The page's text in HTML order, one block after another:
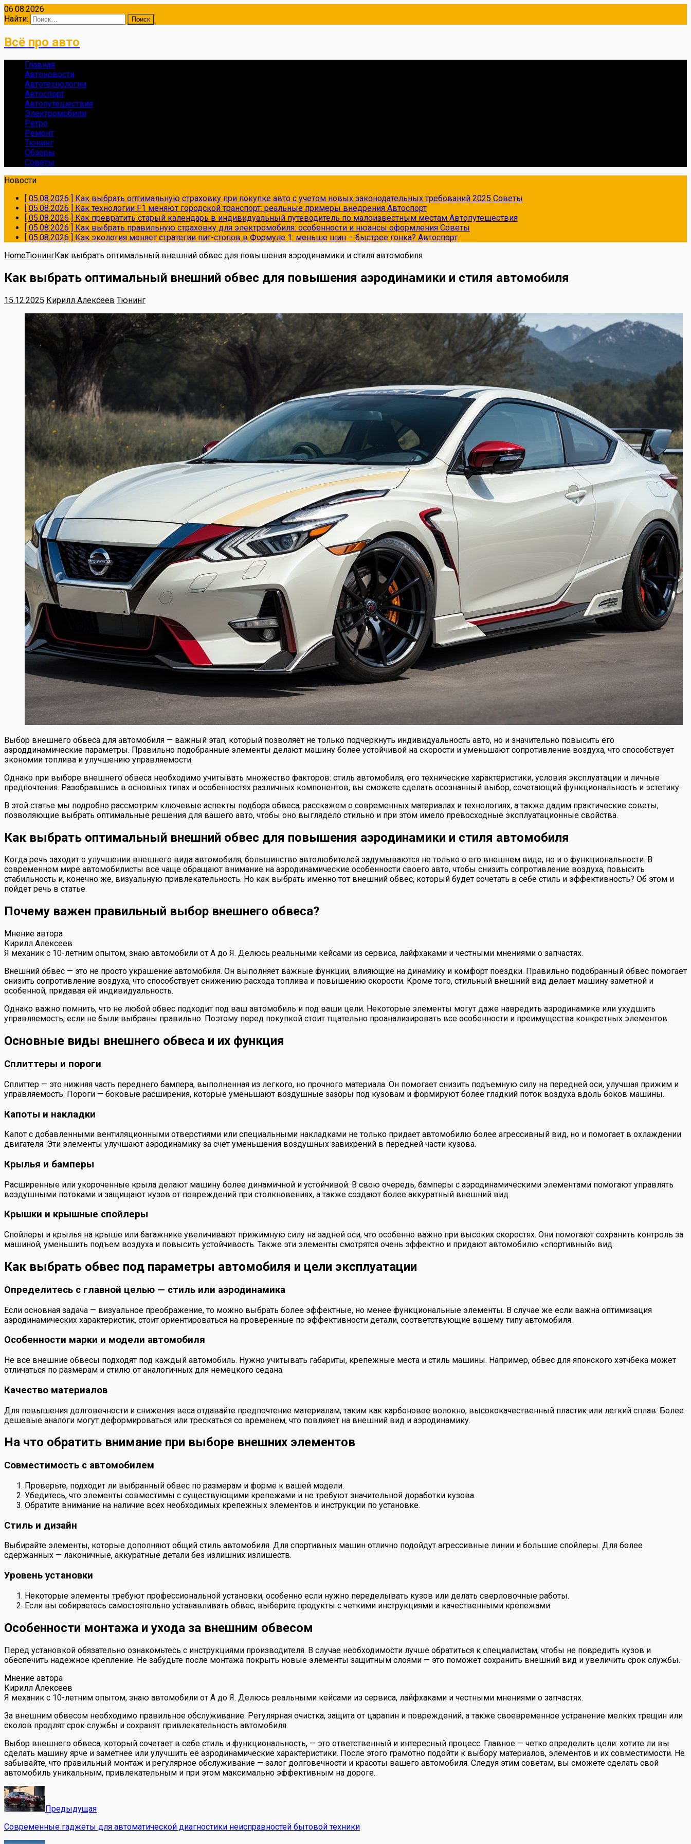
06.08.2026
Найти:
Всё про авто
Главная
Автоновости
Автотехнологии
Автоспорт
Автопутешествия
Электромобили
Ретро
Ремонт
Тюнинг
Обзоры
Советы
Новости
[ 05.08.2026 ] Как выбрать оптимальную страховку при покупке авто с учетом новых законодательных требований 2025 Советы
[ 05.08.2026 ] Как технологии F1 меняют городской транспорт: реальные примеры внедрения Автоспорт
[ 05.08.2026 ] Как превратить старый календарь в индивидуальный путеводитель по малоизвестным местам Автопутешествия
[ 05.08.2026 ] Как выбрать правильную страховку для электромобиля: особенности и нюансы оформления Советы
[ 05.08.2026 ] Как экология меняет стратегии пит-стопов в Формуле 1: меньше шин – быстрее гонка? Автоспорт
HomeТюнингКак выбрать оптимальный внешний обвес для повышения аэродинамики и стиля автомобиля
Как выбрать оптимальный внешний обвес для повышения аэродинамики и стиля автомобиля
15.12.2025 Кирилл Алексеев Тюнинг
Выбор внешнего обвеса для автомобиля — важный этап, который позволяет не только подчеркнуть индивидуальность авто, но и значительно повысить его
аэроддинамические параметры. Правильно подобранные элементы делают машину более устойчивой на скорости и уменьшают сопротивление воздуха, что способствует
экономии топлива и улучшению управляемости.
Однако при выборе внешнего обвеса необходимо учитывать множество факторов: стиль автомобиля, его технические характеристики, условия эксплуатации и личные
предпочтения. Разобравшись в основных типах и особенностях различных компонентов, вы сможете сделать осознанный выбор, сочетающий функциональность и эстетику.
В этой статье мы подробно рассмотрим ключевые аспекты подбора обвеса, расскажем о современных материалах и технологиях, а также дадим практические советы,
позволяющие выбрать оптимальные решения для вашего авто, чтобы оно выглядело стильно и при этом имело превосходные эксплуатационные свойства.
Как выбрать оптимальный внешний обвес для повышения аэродинамики и стиля автомобиля
Когда речь заходит о улучшении внешнего вида автомобиля, большинство автолюбителей задумываются не только о его внешнем виде, но и о функциональности. В
современном мире автомобилисты всё чаще обращают внимание на аэродинамические особенности своего авто, чтобы снизить сопротивление воздуха, повысить
стабильность и, конечно же, визуальную привлекательность. Но как выбрать именно тот внешний обвес, который будет сочетать в себе стиль и эффективность? Об этом и
пойдет речь в статье.
Почему важен правильный выбор внешнего обвеса?
Мнение автора
Кирилл Алексеев
Я механик с 10-летним опытом, знаю автомобили от А до Я. Делюсь реальными кейсами из сервиса, лайфхаками и честными мнениями о запчастях.
Внешний обвес — это не просто украшение автомобиля. Он выполняет важные функции, влияющие на динамику и комфорт поездки. Правильно подобранный обвес помогает
снизить сопротивление воздуха, что способствует снижению расхода топлива и повышению скорости. Кроме того, стильный внешний вид делает машину заметной и
особенной, придавая ей индивидуальность.
Однако важно помнить, что не любой обвес подходит под ваш автомобиль и под ваши цели. Некоторые элементы могут даже навредить аэродинамике или ухудшить
управляемость, если не были выбраны правильно. Поэтому перед покупкой стоит тщательно проанализировать все особенности и преимущества конкретных элементов.
Основные виды внешнего обвеса и их функция
Сплиттеры и пороги
Сплиттер — это нижняя часть переднего бампера, выполненная из легкого, но прочного материала. Он помогает снизить подъемную силу на передней оси, улучшая прижим и
управляемость. Пороги — боковые расширения, которые уменьшают воздушные зазоры под кузовам и формируют более гладкий поток воздуха вдоль боков машины.
Капоты и накладки
Капот с добавленными вентиляционными отверстиями или специальными накладками не только придает автомобилю более агрессивный вид, но и помогает в охлаждении
двигателя. Эти элементы улучшают аэродинамику за счет уменьшения воздушных завихрений в передней части кузова.
Крылья и бамперы
Расширенные или укороченные крыла делают машину более динамичной и устойчивой. В свою очередь, бамперы с аэродинамическими элементами помогают управлять
воздушными потоками и защищают кузов от повреждений при столкновениях, а также создают более аккуратный внешний вид.
Крышки и крышные спойлеры
Спойлеры и крылья на крыше или багажнике увеличивают прижимную силу на задней оси, что особенно важно при высоких скоростях. Они помогают сохранить контроль за
машиной, уменьшить подъем воздуха и повысить устойчивость. Также эти элементы смотрятся очень эффектно и придают автомобилю «спортивный» вид.
Как выбрать обвес под параметры автомобиля и цели эксплуатации
Определитесь с главной целью — стиль или аэродинамика
Если основная задача — визуальное преображение, то можно выбрать более эффектные, но менее функциональные элементы. В случае же если важна оптимизация
аэродинамических характеристик, стоит ориентироваться на проверенные по эффективности детали, соответствующие вашему типу автомобиля.
Особенности марки и модели автомобиля
Не все внешние обвесы подходят под каждый автомобиль. Нужно учитывать габариты, крепежные места и стиль машины. Например, обвес для японского хэтчбека может
отличаться по размерам и стилю от аналогичных для немецкого седана.
Качество материалов
Для повышения долговечности и снижения веса отдавайте предпочтение материалам, таким как карбоновое волокно, высококачественный пластик или легкий сплав. Более
дешевые аналоги могут деформироваться или трескаться со временем, что повлияет на внешний вид и аэродинамику.
На что обратить внимание при выборе внешних элементов
Совместимость с автомобилем
Проверьте, подходит ли выбранный обвес по размерам и форме к вашей модели.
Убедитесь, что элементы совместимы с существующими крепежами и не требуют значительной доработки кузова.
Обратите внимание на наличие всех необходимых крепежных элементов и инструкции по установке.
Стиль и дизайн
Выбирайте элементы, которые дополняют общий стиль автомобиля. Для спортивных машин отлично подойдут агрессивные линии и большие спойлеры. Для более
сдержанных — лаконичные, аккуратные детали без излишних излишеств.
Уровень установки
Некоторые элементы требуют профессиональной установки, особенно если нужно переделывать кузов или делать сверловочные работы.
Если вы собираетесь самостоятельно устанавливать обвес, выберите продукты с четкими инструкциями и качественными крепежами.
Особенности монтажа и ухода за внешним обвесом
Перед установкой обязательно ознакомьтесь с инструкциями производителя. В случае необходимости лучше обратиться к специалистам, чтобы не повредить кузов и
обеспечить надежное крепление. Не забудьте после монтажа покрыть новые элементы защитным слоями — это поможет сохранить внешний вид и увеличить срок службы.
Мнение автора
Кирилл Алексеев
Я механик с 10-летним опытом, знаю автомобили от А до Я. Делюсь реальными кейсами из сервиса, лайфхаками и честными мнениями о запчастях.
За внешним обвесом необходимо правильное обслуживание. Регулярная очистка, защита от царапин и повреждений, а также своевременное устранение мелких трещин или
сколов продлят срок службы и сохранят привлекательность автомобиля.
Выбор внешнего обвеса, который сочетает в себе стиль и функциональность, — это ответственный и интересный процесс. Главное — четко определить цели: хотите ли вы
сделать машину ярче и заметнее или улучшить её аэродинамические характеристики. После этого грамотно подойти к выбору материалов, элементов и их совместимости. Не
забывайте, что правильный монтаж и регулярное обслуживание — залог долговечности и красоты вашего автомобиля. Следуя этим советам, вы сможете сделать свой
автомобиль уникальным, привлекательным и при этом максимально эффективным на дороге.
Предыдущая
Современные гаджеты для автоматической диагностики неисправностей бытовой техники